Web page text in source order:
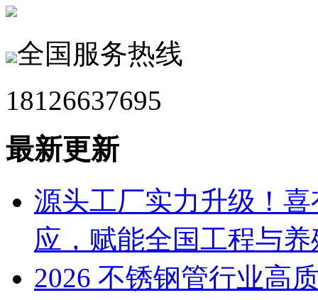
全国服务热线
18126637695
最新更新
源头工厂实力升级！
应，赋能全国工程与
2026 不锈钢管行业高